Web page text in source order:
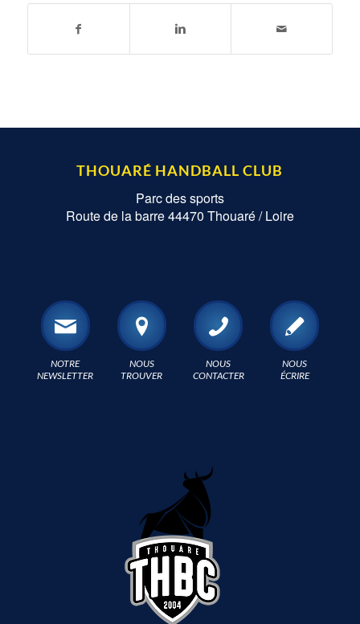
THOUARÉ HANDBALL CLUB
Parc des sports
Route de la barre 44470 Thouaré / Loire
NOTRE
NEWSLETTER
NOUS
TROUVER
NOUS
CONTACTER
NOUS
ÉCRIRE